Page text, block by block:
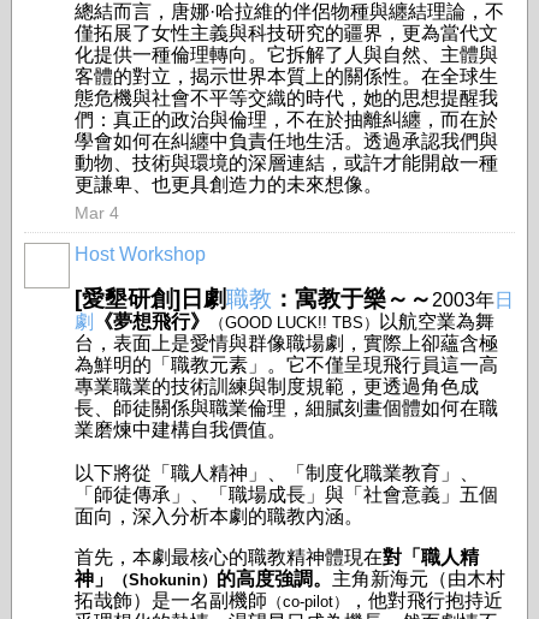
總結而言，唐娜·哈拉維的伴侶物種與纏結理論，不
僅拓展了女性主義與科技研究的疆界，更為當代文
化提供一種倫理轉向。它拆解了人與自然、主體與
客體的對立，揭示世界本質上的關係性。在全球生
態危機與社會不平等交織的時代，她的思想提醒我
們：真正的政治與倫理，不在於抽離糾纏，而在於
學會如何在糾纏中負責任地生活。透過承認我們與
動物、技術與環境的深層連結，或許才能開啟一種
更謙卑、也更具創造力的未來想像。
Mar 4
Host Workshop
[愛墾研創]日劇職教 ：寓教于樂～～ 2003年日
劇
《夢想飛行》 （GOOD LUCK!! TBS）
以航空業為舞
台，表面上是愛情與群像職場劇，實際上卻蘊含極
為鮮明的「職教元素」。它不僅呈現飛行員這一高
專業職業的技術訓練與制度規範，更透過角色成
長、師徒關係與職業倫理，細膩刻畫個體如何在職
業磨煉中建構自我價值。
以下將從「職人精神」、「制度化職業教育」、
「師徒傳承」、「職場成長」與「社會意義」五個
面向，深入分析本劇的職教內涵。
首先，本劇最核心的職教精神體現在對「職人精
神」
（Shokunin） 的高度強調。 主角新海元（由木村
拓哉飾）是一名副機師 （co-pilot）
，他對飛行抱持近